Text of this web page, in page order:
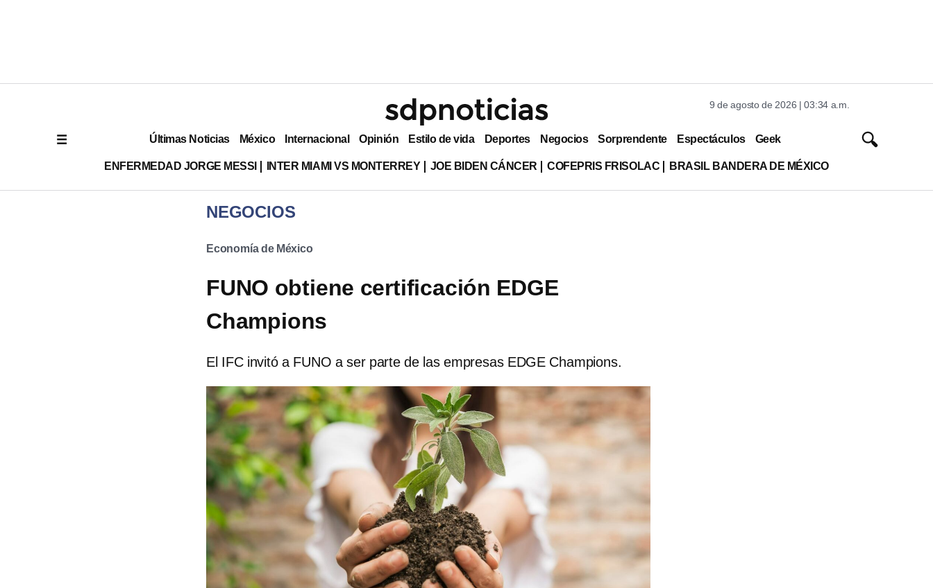
9 de agosto de 2026 | 03:34 a.m.
Últimas Noticias México Internacional Opinión Estilo de vida Deportes Negocios Sorprendente Espectáculos Geek
ENFERMEDAD JORGE MESSI INTER MIAMI VS MONTERREY JOE BIDEN CÁNCER COFEPRIS FRISOLAC BRASIL BANDERA DE MÉXICO
NEGOCIOS
Economía de México
FUNO obtiene certificación EDGE
Champions
El IFC invitó a FUNO a ser parte de las empresas EDGE Champions.